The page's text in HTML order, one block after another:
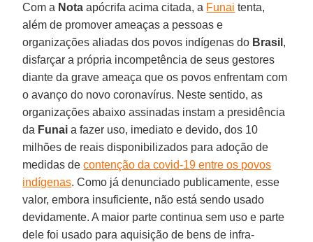
Com a Nota apócrifa acima citada, a Funai tenta,
além de promover ameaças a pessoas e
organizações aliadas dos povos indígenas do Brasil ,
disfarçar a própria incompetência de seus gestores
diante da grave ameaça que os povos enfrentam com
o avanço do novo coronavírus. Neste sentido, as
organizações abaixo assinadas instam a presidência
da Funai a fazer uso, imediato e devido, dos 10
milhões de reais disponibilizados para adoção de
medidas decontenção da covid-19 entre os povos
indígenas. Como já denunciado publicamente, esse
valor, embora insuficiente, não está sendo usado
devidamente. A maior parte continua sem uso e parte
dele foi usado para aquisição de bens de infra-